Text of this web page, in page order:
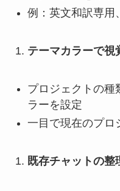
例：英文和訳専用
テーマカラーで視
プロジェクトの種
ラーを設定
一目で現在のプロ
既存チャットの整